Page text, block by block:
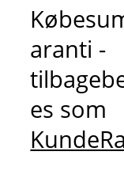
aranti -
es som